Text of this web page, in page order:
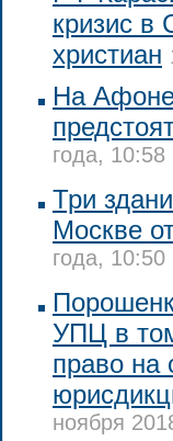
кризис в
христиан
На
года, 10:58
Три
Москве
года, 10:50
УПЦ в
право на
ноября